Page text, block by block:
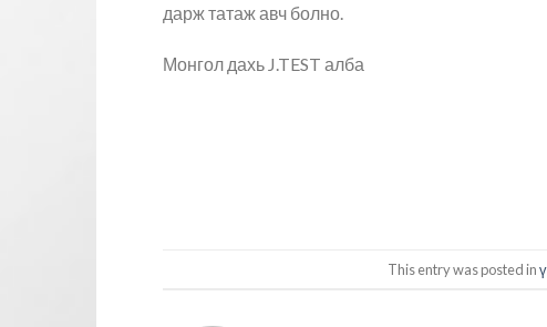
дарж татаж авч болно.
Монгол дахь J.TEST алба
This entry was posted in